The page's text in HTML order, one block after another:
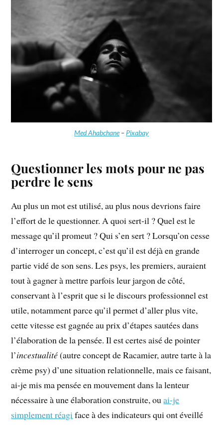
Med Ahabchane– Pixabay
Questionner les mots pour ne pas
perdre le sens
Au plus un mot est utilisé, au plus nous devrions faire
l’effort de le questionner. A quoi sert-il ? Quel est le
message qu’il promeut ? Qui s’en sert ? Lorsqu’on cesse
d’interroger un concept, c’est qu’il est déjà en grande
partie vidé de son sens. Les psys, les premiers, auraient
tout à gagner à mettre parfois leur jargon de côté,
conservant à l’esprit que si le discours professionnel est
utile, notamment parce qu’il permet d’aller plus vite,
cette vitesse est gagnée au prix d’étapes sautées dans
l’élaboration de la pensée. Il est certes aisé de pointer
l’incestualité(autre concept de Racamier, autre tarte à la
crème psy) d’une situation relationnelle, mais ce faisant,
ai-je mis ma pensée en mouvement dans la lenteur
nécessaire à une élaboration construite, ouai-je
simplement réagiface à des indicateurs qui ont éveillé